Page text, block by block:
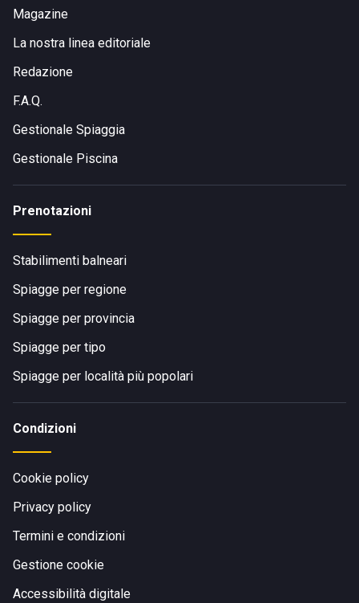
Magazine
La nostra linea editoriale
Redazione
F.A.Q.
Gestionale Spiaggia
Gestionale Piscina
Prenotazioni
Stabilimenti balneari
Spiagge per regione
Spiagge per provincia
Spiagge per tipo
Spiagge per località più popolari
Condizioni
Cookie policy
Privacy policy
Termini e condizioni
Gestione cookie
Accessibilità digitale